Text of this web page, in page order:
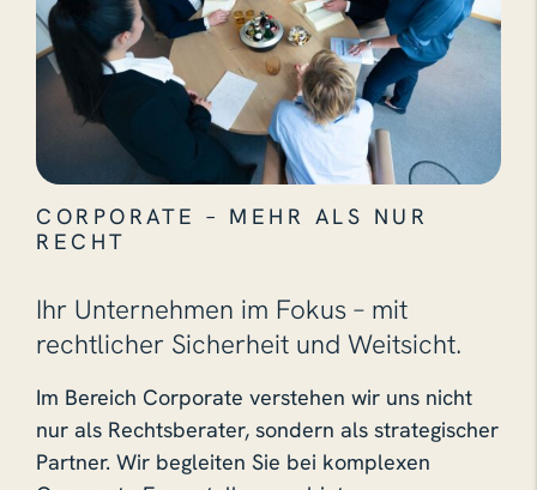
CORPORATE – MEHR ALS NUR
RECHT
Ihr Unternehmen im Fokus – mit
rechtlicher Sicherheit und Weitsicht.
Im Bereich Corporate verstehen wir uns nicht
nur als Rechtsberater, sondern als strategischer
Partner. Wir begleiten Sie bei komplexen